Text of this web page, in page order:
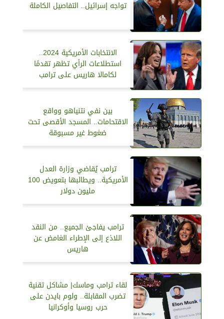
تواجه إسرائيل.. التفاصيل الكاملة
الانتخابات الأمريكية 2024..
استطلاعات الرأي تظهر تقدمًا
لكامالا هاريس على ترامب
بين نفي نتنياهو وواقع
الاقتحامات.. المسجد الأقصى تحت
ضغوط غير مسبوقة
ترامب يُقاضي وزارة العدل
الأمريكية.. ويطالبها بتعويض 100
مليون دولار
ترامب يفاجئ الجميع.. من النقد
اللاذع إلى الإطراء الغامض عن
هاريس
لقاء ترامب وماسك| مشاكل تقنية
تضرب المقابلة.. ولوم بايدن على
حرب روسيا وأوكرانيا